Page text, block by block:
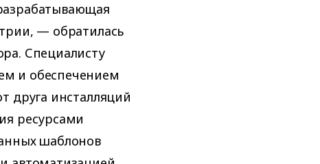
— обратилась
Специалисту
и обеспечением
друга инсталляций
ресурсами
шаблонов